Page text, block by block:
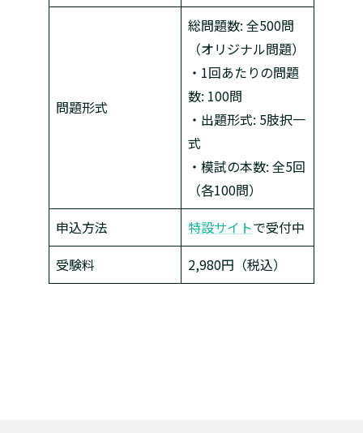
問題形式
総問題数: 全500問
（オリジナル問題）
・1回あたりの問題
数: 100問
・出題形式: 5肢択一
式
・模試の本数: 全5回
（各100問）
申込方法
特設サイトで受付中
受験料
2,980円（税込）